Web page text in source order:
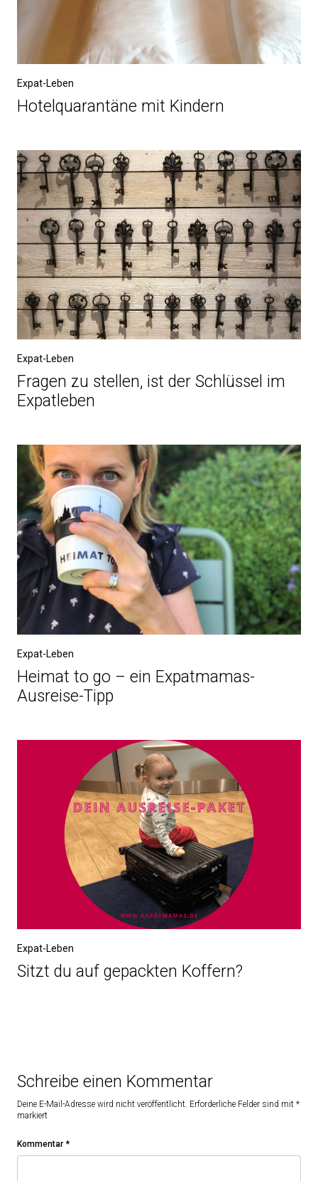
Expat-Leben
Hotelquarantäne mit Kindern
Expat-Leben
Fragen zu stellen, ist der Schlüssel im
Expatleben
Expat-Leben
Heimat to go – ein Expatmamas-
Ausreise-Tipp
Expat-Leben
Sitzt du auf gepackten Koffern?
Schreibe einen Kommentar
Deine E-Mail-Adresse wird nicht veröffentlicht. Erforderliche Felder sind mit *
markiert
Kommentar *